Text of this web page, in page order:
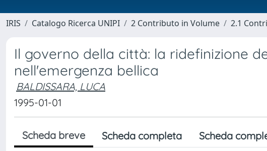
IRIS Catalogo Ricerca UNIPI 2 Contributo in Volume 2.1
Il governo della città: la ridefinizione
nell'emergenza bellica
BALDISSARA, LUCA
1995-01-01
Scheda breve Scheda completa Scheda